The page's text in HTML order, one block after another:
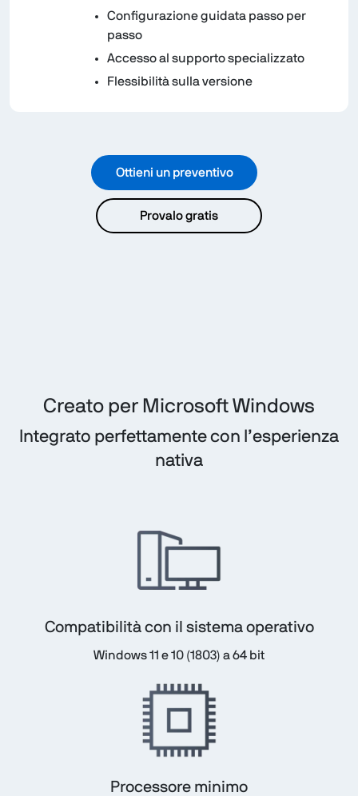
Configurazione guidata passo per
passo
Accesso al supporto specializzato
Flessibilità sulla versione
Ottieni un preventivo
Provalo gratis
Creato per Microsoft Windows
Integrato perfettamente con l’esperienza
nativa
Compatibilità con il sistema operativo
Windows 11 e 10 (1803) a 64 bit
Processore minimo